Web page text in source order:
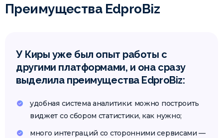
Преимущества EdproBiz
У Киры уже был опыт работы с
другими платформами, и она сразу
выделила преимущества EdproBiz:
удобная система аналитики: можно построить
виджет со сбором статистики, как нужно;
много интеграций со сторонними сервисами —